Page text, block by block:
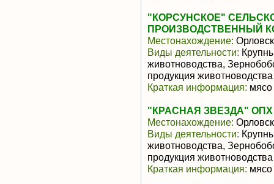
"КОРСУНСКОЕ"
ПРОИЗВОДСТВЕННЫЙ
Местонахождение:
Виды деятельности:
животноводства,
продукция животноводства
Краткая информация: мясо
"КРАСНАЯ ЗВЕЗДА" ОПХ
Местонахождение:
Виды деятельности:
животноводства,
продукция животноводства
Краткая информация: мясо